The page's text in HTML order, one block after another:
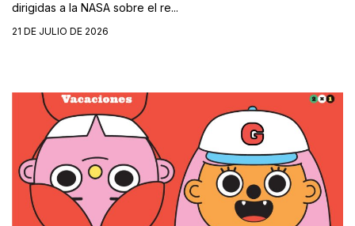
dirigidas a la NASA sobre el re...
21 DE JULIO DE 2026